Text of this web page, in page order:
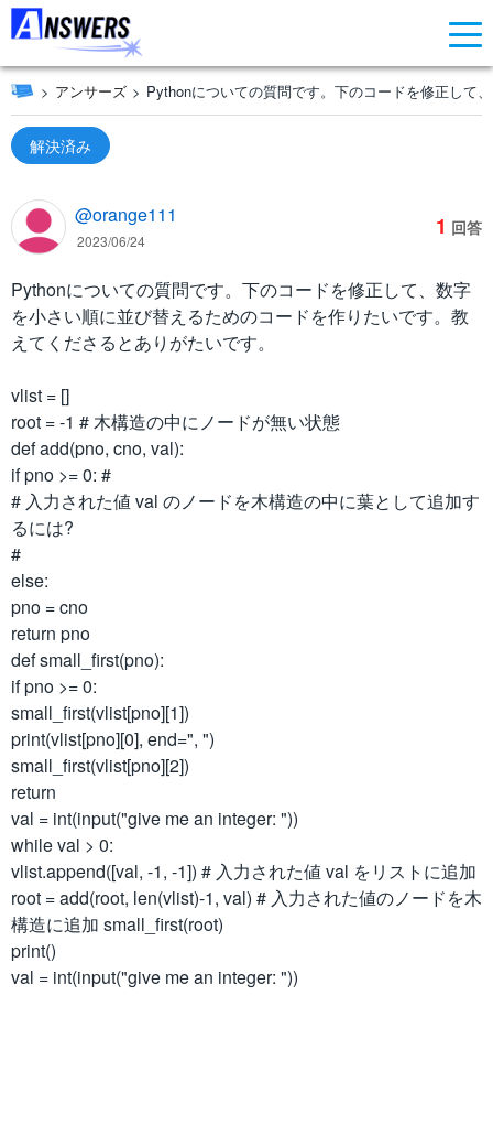
アンサーズ Pythonについての質問です。下のコードを修正して
解決済み
@orange111
2023/06/24
1 回答
Pythonについての質問です。下のコードを修正して、数字
を小さい順に並び替えるためのコードを作りたいです。教
えてくださるとありがたいです。
vlist = []
root = -1 # 木構造の中にノードが無い状態
def add(pno, cno, val):
if pno >= 0: #
# 入力された値 val のノードを木構造の中に葉として追加す
るには?
#
else:
pno = cno
return pno
def small_first(pno):
if pno >= 0:
small_first(vlist[pno][1])
print(vlist[pno][0], end=", ")
small_first(vlist[pno][2])
return
val = int(input("give me an integer: "))
while val > 0:
vlist.append([val, -1, -1]) # 入力された値 val をリストに追加
root = add(root, len(vlist)-1, val) # 入力された値のノードを木
構造に追加 small_first(root)
print()
val = int(input("give me an integer: "))